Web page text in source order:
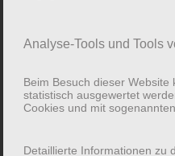
Analyse-Tools und Tools
Beim Besuch dieser Website
statistisch ausgewertet
Cookies und mit
Detaillierte Informationen zu